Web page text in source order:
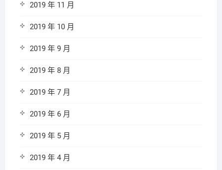
2019 年 11 月
2019 年 10 月
2019 年 9 月
2019 年 8 月
2019 年 7 月
2019 年 6 月
2019 年 5 月
2019 年 4 月